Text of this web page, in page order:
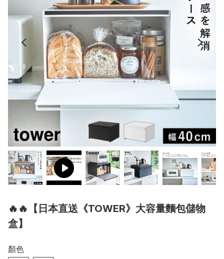
🔥🔥【日本直送《TOWER》大容量麵包儲物
盒】
顏色